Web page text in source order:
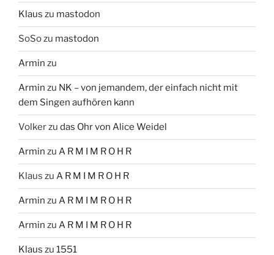
Klaus zu mastodon
SoSozu mastodon
Armin zu
Armin zu NK – von jemandem, der einfach nicht mit
dem Singen aufhören kann
Volkerzu das Ohr von Alice Weidel
Armin zu A R M I M R O H R
Klaus zu A R M I M R O H R
Armin zu A R M I M R O H R
Armin zu A R M I M R O H R
Klaus zu 1551